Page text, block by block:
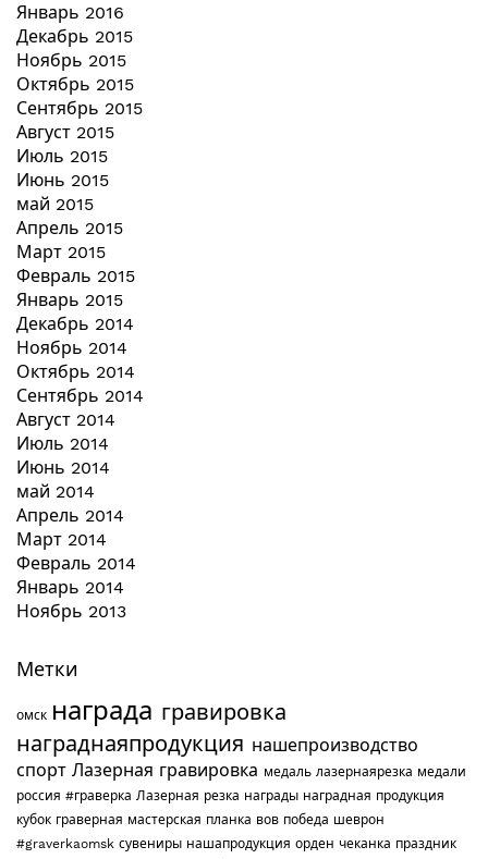
Январь 2016
Декабрь 2015
Ноябрь 2015
Октябрь 2015
Сентябрь 2015
Август 2015
Июль 2015
Июнь 2015
май 2015
Апрель 2015
Март 2015
Февраль 2015
Январь 2015
Декабрь 2014
Ноябрь 2014
Октябрь 2014
Сентябрь 2014
Август 2014
Июль 2014
Июнь 2014
май 2014
Апрель 2014
Март 2014
Февраль 2014
Январь 2014
Ноябрь 2013
Метки
омск награда гравировка
награднаяпродукция нашепроизводство
спорт Лазерная гравировка медаль лазернаярезка медали
россия #граверка Лазерная резка награды наградная продукция
кубок граверная мастерская планка вов победа шеврон
#graverkaomsk сувениры нашапродукция орден чеканка праздник